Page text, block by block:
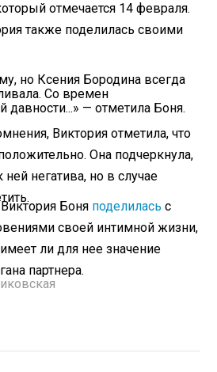
отмечается 14 февраля.
также поделилась своими
но Ксения Бородина всегда
Со времен
давности...» — отметила Боня.
Виктория отметила, что
Она подчеркнула,
негатива, но в случае
Боня поделилась с
своей интимной жизни,
ли для нее значение
партнера.